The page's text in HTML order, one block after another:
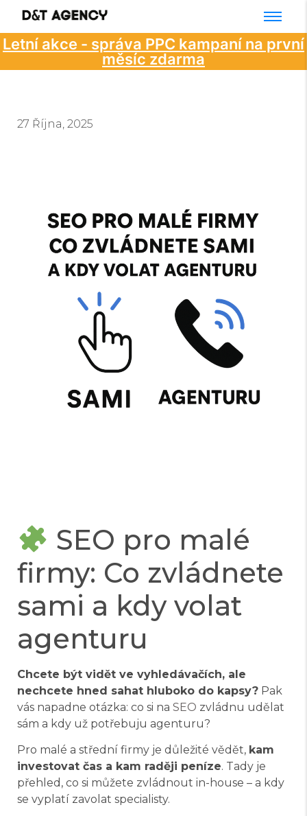
Letní akce - správa PPC kampaní na první
měsíc zdarma
27 Října, 2025
SEO pro malé
firmy: Co zvládnete
sami a kdy volat
agenturu
Chcete být vidět ve vyhledávačích, ale
nechcete hned sahat hluboko do kapsy? Pak
vás napadne otázka: co si na SEO zvládnu udělat
sám a kdy už potřebuju agenturu?
Pro malé a střední firmy je důležité vědět, kam
investovat čas a kam raději peníze. Tady je
přehled, co si můžete zvládnout in-house – a kdy
se vyplatí zavolat specialisty.